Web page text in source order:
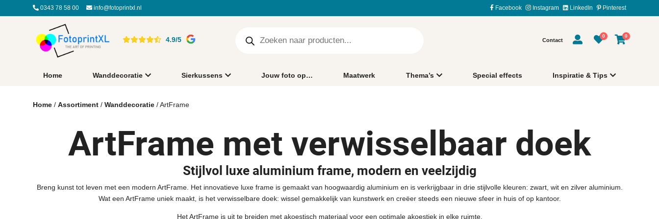
0343 78 58 00 info@fotoprintxl.nl Facebook Instagram LinkedIn Pinterest
4.9/5 Contact
0 0
Home Wanddecoratie Sierkussens Jouw foto op… Maatwerk Thema’s Special effects Inspiratie & Tips
Home /Assortiment /Wanddecoratie / ArtFrame
ArtFrame met verwisselbaar doek
Stijlvol luxe aluminium frame, modern en veelzijdig
Breng kunst tot leven met een modern ArtFrame. Het innovatieve luxe frame is gemaakt van hoogwaardig aluminium en is verkrijgbaar in drie stijlvolle kleuren: zwart, wit en zilver aluminium.
Wat een ArtFrame uniek maakt, is het verwisselbare doek: wissel gemakkelijk van kunstwerk en creëer steeds een nieuwe sfeer in huis of op kantoor.
Het ArtFrame is uit te breiden met akoestisch materiaal voor een optimale akoestiek in elke ruimte.